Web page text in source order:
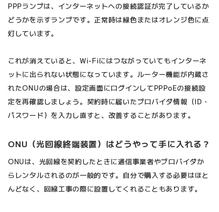
PPPランプは、インターネットへの接続認証が完了しているか
どうかを示すランプです。正常時は緑色またはオレンジ色に点
灯しています。
これが消えていると、Wi-Fiにはつながっていてもインターネ
ットに出られない状態になっています。ルーター機能が内蔵さ
れたONUの場合は、設定画面にログインしてPPPoEの接続設
定を再確認しましょう。契約時に届いたプロバイダ情報（ID・
パスワード）を入力し直すと、改善することがあります。
ONU（光回線終端装置）はどうやって手に入れる？
ONUは、光回線を契約したときに通信事業者やプロバイダか
らレンタルされるのが一般的です。自分で購入する必要はほと
んどなく、回線工事の際に設置してくれることもあります。